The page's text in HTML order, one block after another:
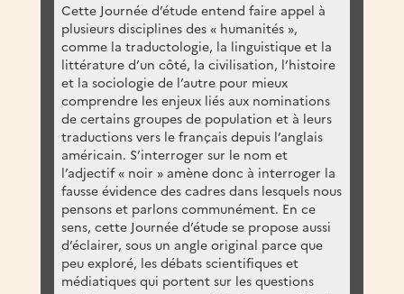
Cette Journée d’étude entend faire appel à
plusieurs disciplines des « humanités »,
comme la traductologie, la linguistique et la
littérature d’un côté, la civilisation, l’histoire
et la sociologie de l’autre pour mieux
comprendre les enjeux liés aux nominations
de certains groupes de population et à leurs
traductions vers le français depuis l’anglais
américain. S’interroger sur le nom et
l’adjectif « noir » amène donc à interroger la
fausse évidence des cadres dans lesquels nous
pensons et parlons communément. En ce
sens, cette Journée d’étude se propose aussi
d’éclairer, sous un angle original parce que
peu exploré, les débats scientifiques et
médiatiques qui portent sur les questions